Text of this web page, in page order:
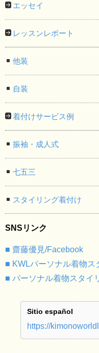
エッセイ
レッスンレポート
他装
自装
着付けサービス例
振袖・成人式
七五三
スタイリング着付け
SNSリンク
■ 齋藤優見/Facebook
■ KWLパーソナル着物ス
■ パーソナル着物スタイ
Sitio español
https://